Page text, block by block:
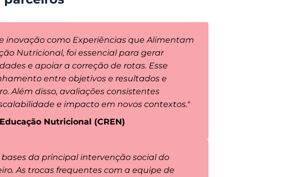
inovação como Experiências que Alimentam
Nutricional, foi essencial para gerar
e apoiar a correção de rotas. Esse
entre objetivos e resultados e
Além disso, avaliações consistentes
e impacto em novos contextos."
Nutricional (CREN)
da principal intervenção social do
As trocas frequentes com a equipe de